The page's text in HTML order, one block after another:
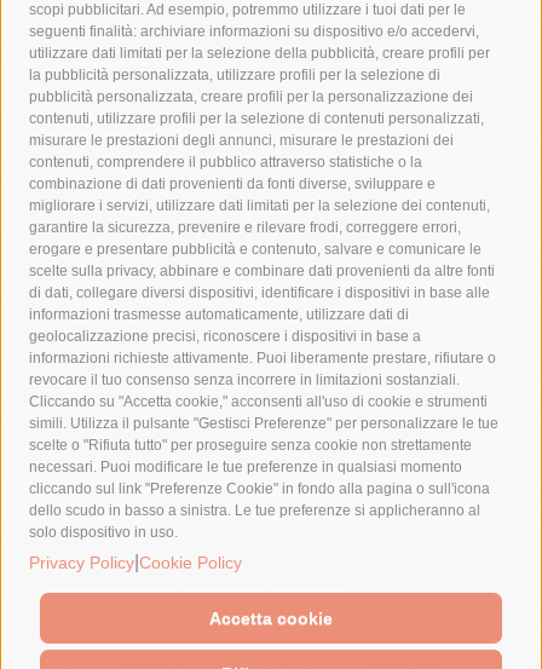
scopi pubblicitari. Ad esempio, potremmo utilizzare i tuoi dati per le
seguenti finalità: archiviare informazioni su dispositivo e/o accedervi,
utilizzare dati limitati per la selezione della pubblicità, creare profili per
la pubblicità personalizzata, utilizzare profili per la selezione di
pubblicità personalizzata, creare profili per la personalizzazione dei
contenuti, utilizzare profili per la selezione di contenuti personalizzati,
misurare le prestazioni degli annunci, misurare le prestazioni dei
contenuti, comprendere il pubblico attraverso statistiche o la
combinazione di dati provenienti da fonti diverse, sviluppare e
migliorare i servizi, utilizzare dati limitati per la selezione dei contenuti,
garantire la sicurezza, prevenire e rilevare frodi, correggere errori,
erogare e presentare pubblicità e contenuto, salvare e comunicare le
scelte sulla privacy, abbinare e combinare dati provenienti da altre fonti
di dati, collegare diversi dispositivi, identificare i dispositivi in base alle
informazioni trasmesse automaticamente, utilizzare dati di
geolocalizzazione precisi, riconoscere i dispositivi in base a
informazioni richieste attivamente. Puoi liberamente prestare, rifiutare o
revocare il tuo consenso senza incorrere in limitazioni sostanziali.
Cliccando su "Accetta cookie," acconsenti all'uso di cookie e strumenti
simili. Utilizza il pulsante "Gestisci Preferenze" per personalizzare le tue
scelte o "Rifiuta tutto" per proseguire senza cookie non strettamente
necessari. Puoi modificare le tue preferenze in qualsiasi momento
cliccando sul link "Preferenze Cookie" in fondo alla pagina o sull'icona
dello scudo in basso a sinistra. Le tue preferenze si applicheranno al
solo dispositivo in uso.
Privacy Policy Cookie Policy
Accetta cookie
acqua allerta meteo
anas
area marina protetta di punta campanella
arresto
Asl Napoli 3 sud
capitaneria di porto capri
carabinieri
castellammare di stabia
circumvesuviana
comune di sorrento
concerto
contagi
costiera amalfitana
covid-19 eav
elezioni
fondazione sorrento
gori guardia costiera
incidente
lavori
lorenzo balducelli mare
massa lubrense
massimo coppola
Meta napoli
ordinanza
penisola sorrentina
piano di sorrento
polizia municipale
protezione civile
Regione Campania
sant'agnello
sindaco cuomo
sorrento studenti temporali
treni
turismo
Vico Equense villa fiorentino vincenzo de luca
© 2015 SorrentoPress. All rights reserved.
Il giornale online della Penisola Sorrentina
Cookie Policy